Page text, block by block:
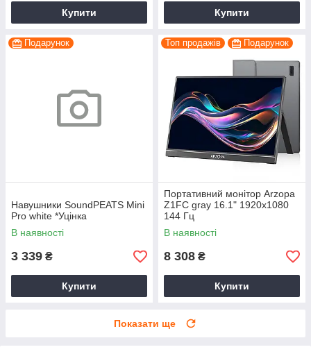
Купити Купити
Подарунок
Навушники SoundPEATS Mini
Pro white *Уцінка
В наявності
3 339 ₴
Купити
Топ продажів Подарунок
Портативний монітор Arzopa
Z1FC gray 16.1" 1920x1080
144 Гц
В наявності
8 308 ₴
Купити
Показати ще